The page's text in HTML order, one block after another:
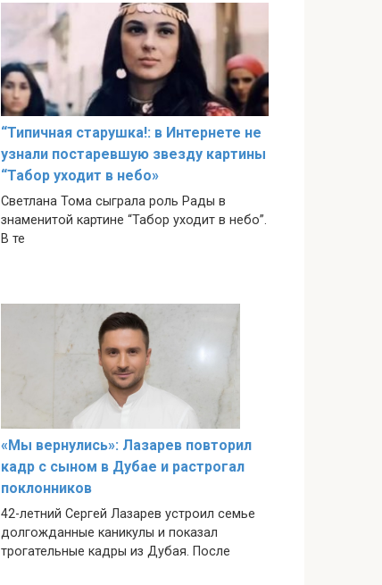
“Типичная старушка!: в Интернете не
узнали постаревшую звезду картины
“Табор уходит в небо»
Светлана Тома сыграла роль Рады в
знаменитой картине “Табор уходит в небо”.
В те
«Мы вернулись»: Лазарев повторил
кадр с сыном в Дубае и растрогал
поклонников
42-летний Сергей Лазарев устроил семье
долгожданные каникулы и показал
трогательные кадры из Дубая. После